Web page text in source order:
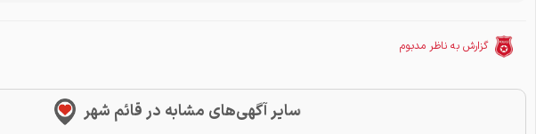
گزارش به ناظر مدبوم
سایر آگهی‌های مشابه در قائم شهر